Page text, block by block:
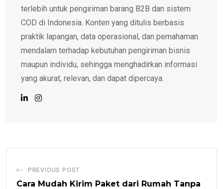
terlebih untuk pengiriman barang B2B dan sistem
COD di Indonesia. Konten yang ditulis berbasis
praktik lapangan, data operasional, dan pemahaman
mendalam terhadap kebutuhan pengiriman bisnis
maupun individu, sehingga menghadirkan informasi
yang akurat, relevan, dan dapat dipercaya.
PREVIOUS POST
Cara Mudah Kirim Paket dari Rumah Tanpa